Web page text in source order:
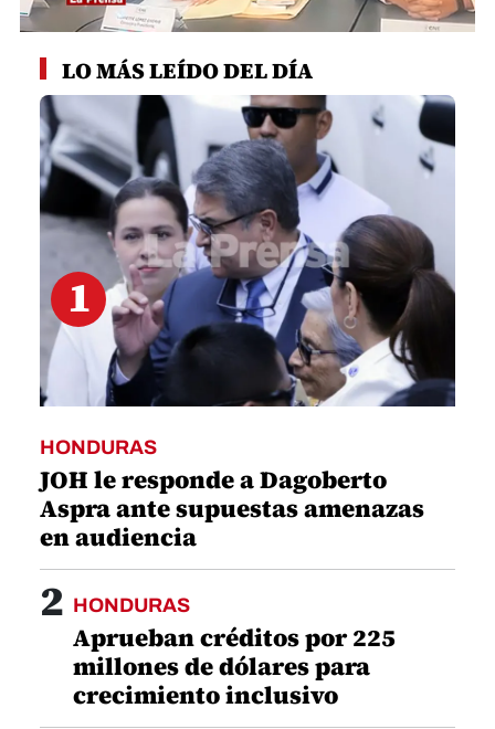
seconds
minute,
seconds
LO MÁS LEÍDO DEL DÍA
1
HONDURAS
JOH le responde a Dagoberto
Aspra ante supuestas amenazas
en audiencia
2 HONDURAS
Aprueban créditos por 225
millones de dólares para
crecimiento inclusivo